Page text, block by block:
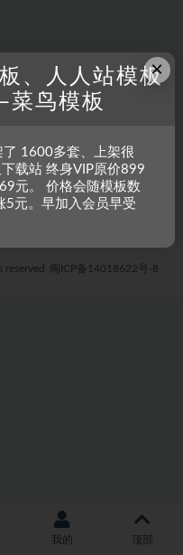
reserved 闽ICP备14018622号-8
我的 顶部
×
、人人站模板
鸟模板
1600多套、上架很
载站 终身VIP原价899
元。 价格会随模板数
5元。早加入会员早受